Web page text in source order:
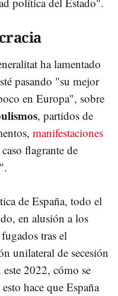
ha lamentado
pasando "su mejor
en Europa", sobre
, partidos de
manifestaciones
flagrante de
de España, todo el
en alusión a los
tras el
unilateral de secesión
2022, cómo se
hace que España